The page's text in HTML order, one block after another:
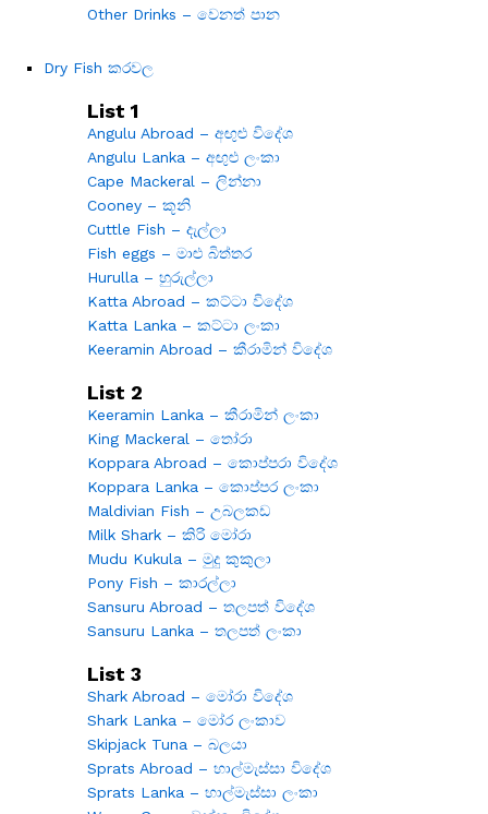
Other Drinks – වෙනත් පාන
Dry Fish කරවල
List 1
Angulu Abroad – අඟුළු විදේශ
Angulu Lanka – අඟුළු ලංකා
Cape Mackeral – ලින්නා
Cooney – කූනි
Cuttle Fish – දැල්ලා
Fish eggs – මාළු බිත්තර
Hurulla – හුරුල්ලා
Katta Abroad – කට්ටා විදේශ
Katta Lanka – කට්ටා ලංකා
Keeramin Abroad – කීරාමින් විදේශ
List 2
Keeramin Lanka – කීරාමින් ලංකා
King Mackeral – තෝරා
Koppara Abroad – කොප්පරා විදේශ
Koppara Lanka – කොප්පර ලංකා
Maldivian Fish – උබලකඩ
Milk Shark – කිරි මෝරා
Mudu Kukula – මුදු කුකුලා
Pony Fish – කාරල්ලා
Sansuru Abroad – තලපත් විදේශ
Sansuru Lanka – තලපත් ලංකා
List 3
Shark Abroad – මෝරා විදේශ
Shark Lanka – මෝර ලංකාව
Skipjack Tuna – බලයා
Sprats Abroad – හාල්මැස්සා විදේශ
Sprats Lanka – හාල්මැස්සා ලංකා